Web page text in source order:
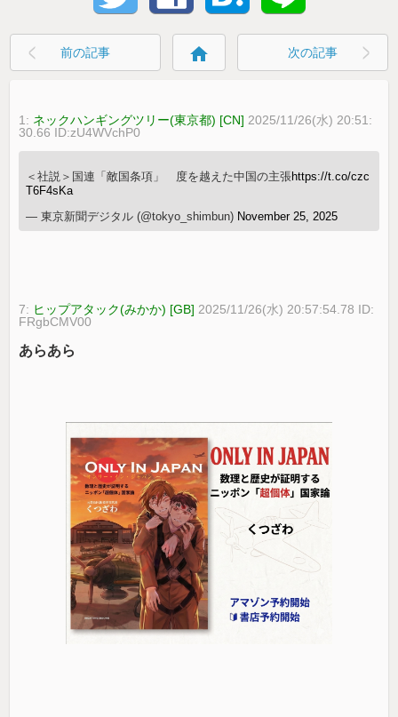
前の記事 home 次の記事
1: ネックハンギングツリー(東京都) [CN] 2025/11/26(水) 20:51:
30.66 ID:zU4WVchP0
＜社説＞国連「敵国条項」 度を越えた中国の主張https://t.co/czc
T6F4sKa
— 東京新聞デジタル (@tokyo_shimbun) November 25, 2025
7: ヒップアタック(みかか) [GB] 2025/11/26(水) 20:57:54.78 ID:
FRgbCMV00
あらあら